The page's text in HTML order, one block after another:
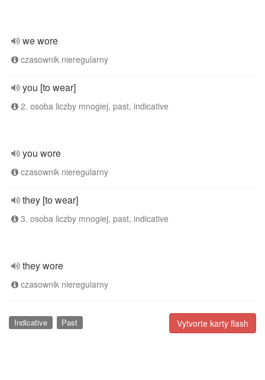
we wore
czasownik nieregularny
you [to wear]
2. osoba liczby mnogiej, past, indicative
you wore
czasownik nieregularny
they [to wear]
3. osoba liczby mnogiej, past, indicative
they wore
czasownik nieregularny
Vytvorte karty flash
Indicative Past